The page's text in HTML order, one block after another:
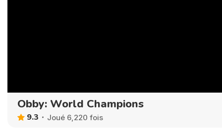
Obby: World Champions
9.3 Joué 6,220 fois